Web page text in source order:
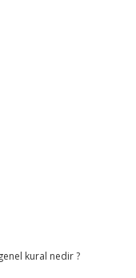
kural nedir ?